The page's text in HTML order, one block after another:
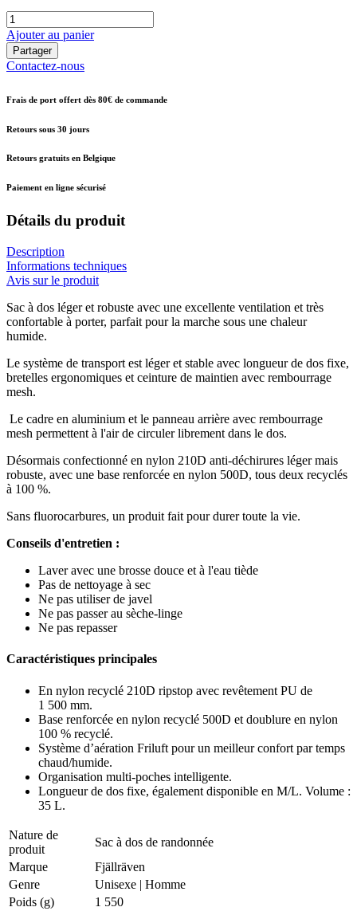
Ajouter au panier
Partager
Contactez-nous
Frais de port offert dès 80€ de commande
Retours sous 30 jours
Retours gratuits en Belgique
Paiement en ligne sécurisé
Détails du produit
Description
Informations techniques
Avis sur le produit
Sac à dos léger et robuste avec une excellente ventilation et très
confortable à porter, parfait pour la marche sous une chaleur
humide.
Le système de transport est léger et stable avec longueur de dos fixe,
bretelles ergonomiques et ceinture de maintien avec rembourrage
mesh.
Le cadre en aluminium et le panneau arrière avec rembourrage
mesh permettent à l'air de circuler librement dans le dos.
Désormais confectionné en nylon 210D anti-déchirures léger mais
robuste, avec une base renforcée en nylon 500D, tous deux recyclés
à 100 %.
Sans fluorocarbures, un produit fait pour durer toute la vie.
Conseils d'entretien :
Laver avec une brosse douce et à l'eau tiède
Pas de nettoyage à sec
N​e pas utiliser de javel
N​e pas passer au sèche-linge
Ne pas repasser
Caractéristiques principales
En nylon recyclé 210D ripstop avec revêtement PU de
1 500 mm.
Base renforcée en nylon recyclé 500D et doublure en nylon
100 % recyclé.
Système d’aération Friluft pour un meilleur confort par temps
chaud/humide.
Organisation multi-poches intelligente.
Longueur de dos fixe, également disponible en M/L. Volume :
35 L.
Nature de
produit
Sac à dos de randonnée
Marque
Fjällräven
Genre
Unisexe | Homme
Poids (g)
1 550